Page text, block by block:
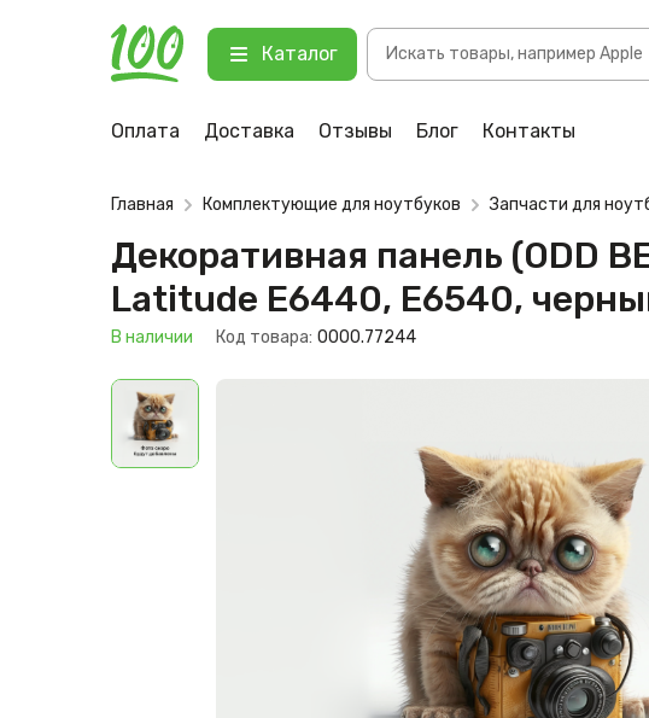
Каталог
Поиск
товаров
Оплата Доставка Отзывы Блог Контакты
Декоративная панель (ODD BEZEL ASSY)
123 В наличии
Главная Комплектующие для ноутбуков Запчасти для
Декоративная панель (ODD
Latitude E6440, E6540,
В наличии Код товара: 0000.77244